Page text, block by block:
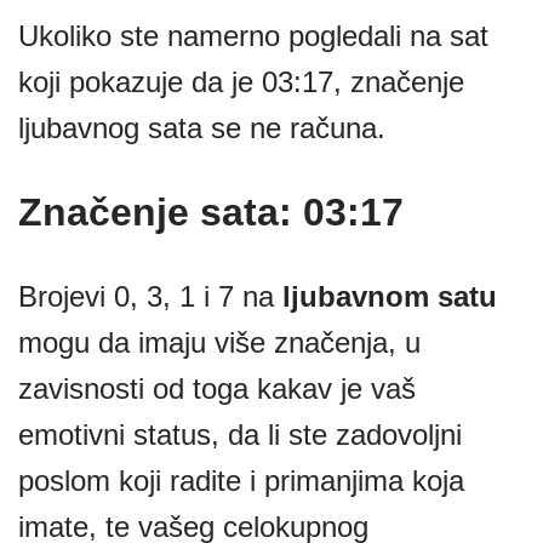
Ukoliko ste namerno pogledali na sat
koji pokazuje da je 03:17, značenje
ljubavnog sata se ne računa.
Značenje sata: 03:17
Brojevi 0, 3, 1 i 7 na ljubavnom satu
mogu da imaju više značenja, u
zavisnosti od toga kakav je vaš
emotivni status, da li ste zadovoljni
poslom koji radite i primanjima koja
imate, te vašeg celokupnog